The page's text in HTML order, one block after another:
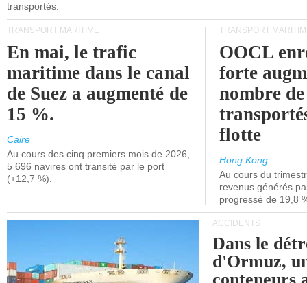
transportés.
TRANSPORT MARITIME
En mai, le trafic
maritime dans le canal
de Suez a augmenté de
15 %.
Caire
Au cours des cinq premiers mois de 2026,
5 696 navires ont transité par le port
(+12,7 %).
TRANSPORT
OOCL
forte
nombre
flotte
Hong Kong
Au cours du
revenus générés
progressé de 19,8
ACCIDENTS
Dans le
d'Ormuz,